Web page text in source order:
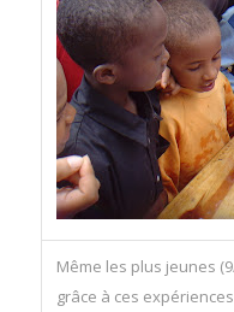
Même les plus jeunes
grâce à ces